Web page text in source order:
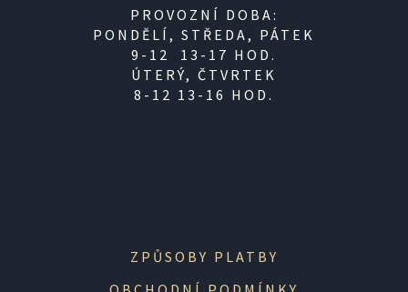
PROVOZNÍ DOBA:
PONDĚLÍ, STŘEDA, PÁTEK
9-12 13-17 HOD.
ÚTERÝ, ČTVRTEK
8-12 13-16 HOD.
ZPŮSOBY PLATBY